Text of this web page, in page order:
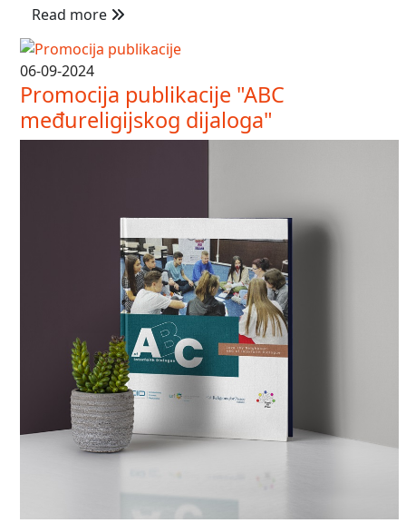
Read more
06-09-2024
Promocija publikacije "ABC
međureligijskog dijaloga"